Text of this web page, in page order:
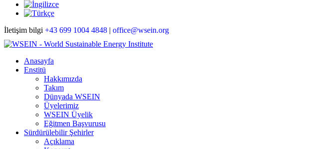
İletişim bilgi +43 699 1004 4848 | office@wsein.org
Anasayfa
Enstitü
Hakkımızda
Takım
Dünyada WSEIN
Üyelerimiz
WSEIN Üyelik
Eğitmen Başvurusu
Sürdürülebilir Şehirler
Açıklama